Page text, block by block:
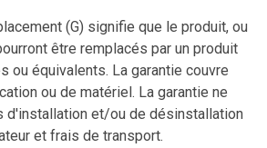
(G) signifie que le produit, ou
être remplacés par un produit
ou équivalents. La garantie couvre
ou de matériel. La garantie ne
d'installation et/ou de désinstallation
et frais de transport.